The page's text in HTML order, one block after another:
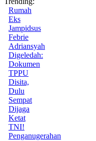
Rumah
Eks
Jampidsus
Febrie
Adriansyah
Digeledah:
Dokumen
TPPU
Disita,
Dulu
Sempat
Dijaga
Ketat
TNI!
Penganugerahan